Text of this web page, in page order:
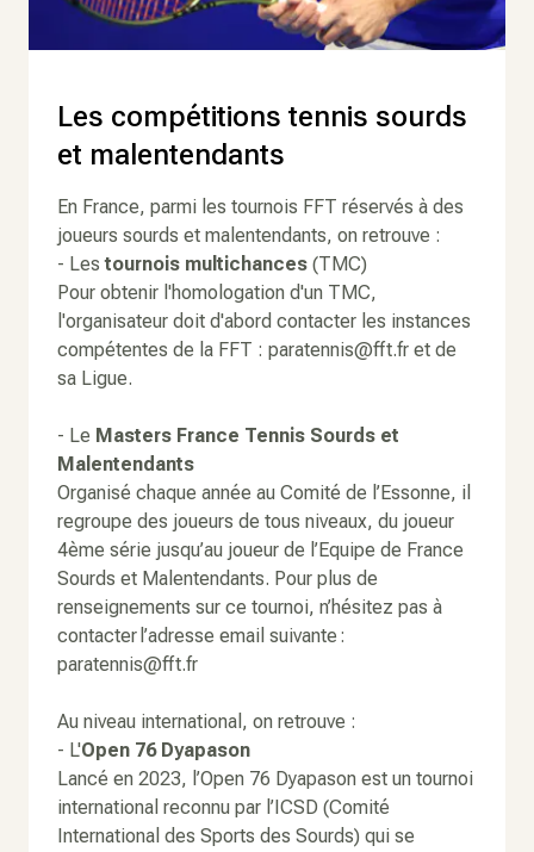
Les compétitions tennis sourds
et malentendants
En France, parmi les tournois FFT réservés à des
joueurs sourds et malentendants, on retrouve :
- Les tournois multichances (TMC)
Pour obtenir l'homologation d'un TMC,
l'organisateur doit d'abord contacter les instances
compétentes de la FFT : paratennis@fft.fr et de
sa Ligue.
- Le Masters France Tennis Sourds et
Malentendants
Organisé chaque année au Comité de l’Essonne, il
regroupe des joueurs de tous niveaux, du joueur
4ème série jusqu’au joueur de l’Equipe de France
Sourds et Malentendants. Pour plus de
renseignements sur ce tournoi, n’hésitez pas à
contacter l’adresse email suivante :
paratennis@fft.fr
Au niveau international, on retrouve :
- L'Open 76 Dyapason
Lancé en 2023, l’Open 76 Dyapason est un tournoi
international reconnu par l’ICSD (Comité
International des Sports des Sourds) qui se